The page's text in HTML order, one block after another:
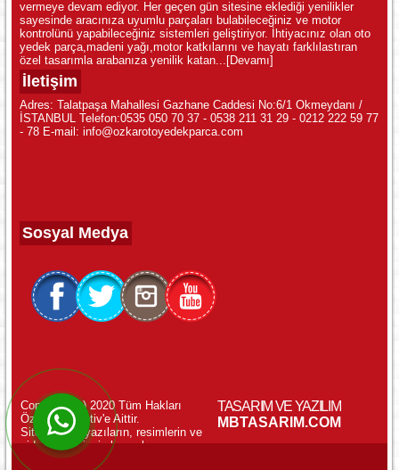
WhatsApp ile Online Destek!
vermeye devam ediyor. Her geçen gün sitesine eklediği yenilikler
sayesinde aracınıza uyumlu parçaları bulabileceğiniz ve motor
kontrolünü yapabileceğiniz sistemleri geliştiriyor. İhtiyacınız olan oto
yedek parça,madeni yağı,motor katkılarını ve hayatı farklılastıran
özel tasarımla arabanıza yenilik katan... [Devamı]
İletişim
Adres: Talatpaşa Mahallesi Gazhane Caddesi No:6/1 Okmeydanı /
İSTANBUL Telefon:0535 050 70 37 - 0538 211 31 29 - 0212 222 59 77
- 78 E-mail: info@ozkarotoyedekparca.com
Sosyal Medya
Copyright (c) 2020 Tüm Hakları
Özkar Otomotiv'e Aittir.
Sitemizdeki yazıların, resimlerin ve
videoların izinsiz kopyalanması
yasaktır.
TASARIM VE YAZILIM
MBTASARIM.COM